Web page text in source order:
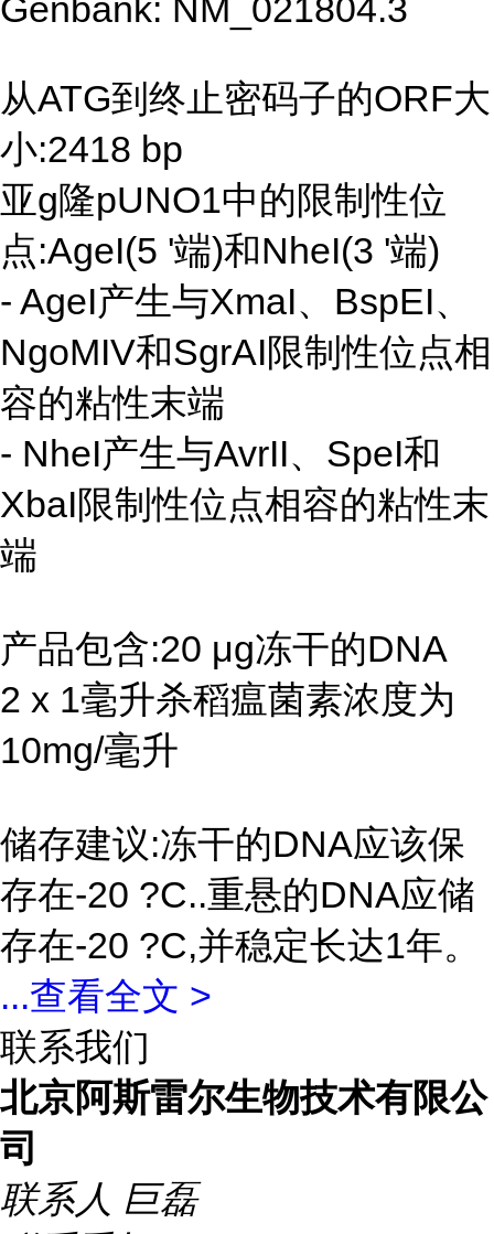
Genbank: NM_021804.3
从ATG到终止密码子的ORF大
小:2418 bp
亚g隆pUNO1中的限制性位
点:AgeI(5 '端)和NheI(3 '端)
- AgeI产生与XmaI、BspEI、
NgoMIV和SgrAI限制性位点相
容的粘性末端
- NheI产生与AvrII、SpeI和
XbaI限制性位点相容的粘性末
端
产品包含:20 μg冻干的DNA
2 x 1毫升杀稻瘟菌素浓度为
10mg/毫升
储存建议:冻干的DNA应该保
存在-20 ?C..重悬的DNA应储
存在-20 ?C,并稳定长达1年。
...查看全文 >
联系我们
北京阿斯雷尔生物技术有限公
司
联系人 巨磊